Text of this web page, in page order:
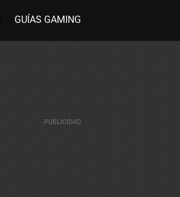
GUÍAS GAMING